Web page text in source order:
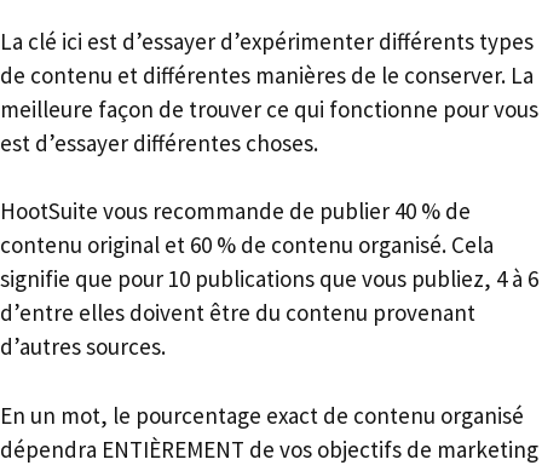
La clé ici est d’essayer d’expérimenter différents types
de contenu et différentes manières de le conserver. La
meilleure façon de trouver ce qui fonctionne pour vous
est d’essayer différentes choses.
HootSuite vous recommande de publier 40 % de
contenu original et 60 % de contenu organisé. Cela
signifie que pour 10 publications que vous publiez, 4 à 6
d’entre elles doivent être du contenu provenant
d’autres sources.
En un mot, le pourcentage exact de contenu organisé
dépendra ENTIÈREMENT de vos objectifs de marketing